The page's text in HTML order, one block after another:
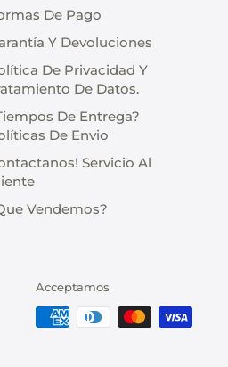
De Pago
Y Devoluciones
De Privacidad Y
De Datos.
De Entrega?
De Envio
Servicio Al
Vendemos?
Acceptamos